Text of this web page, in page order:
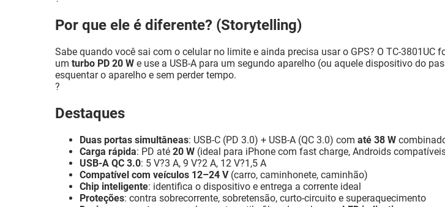
Por que ele é diferente? (Storytelling)
Sabe quando você sai com o celular no limite e ainda precisa usar o GPS? O TC-
um turbo PD 20 W e use a USB-A para um segundo aparelho (ou aquele dispositivo do
esquentar o aparelho e sem perder tempo.
?
Destaques
Duas portas simultâneas: USB-C (PD 3.0) + USB-A (QC 3.0) com até 38 W
Carga rápida: PD até 20 W (ideal para iPhone com fast charge, Androids
USB-A QC 3.0: 5 V?3 A, 9 V?2 A, 12 V?1,5 A
Compatível com veículos 12–24 V(carro, caminhonete, caminhão)
Chip inteligente: identifica o dispositivo e entrega a corrente ideal
Proteções: contra sobrecorrente, sobretensão, curto-circuito e superaquecimento